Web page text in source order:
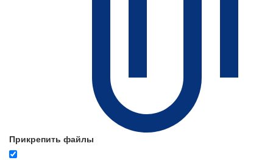
Прикрепить файлы